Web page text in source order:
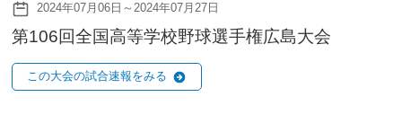
2024年07月06日～2024年07月27日
第106回全国高等学校野球選手権広島大会
この大会の試合速報をみる